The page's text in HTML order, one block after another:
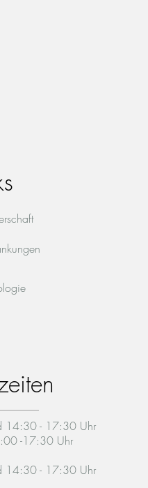
14:30 - 17:30 Uhr
-17:30 Uhr
14:30 - 17:30 Uhr